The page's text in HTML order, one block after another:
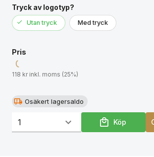
produktdokumentationen.
Tryck av logotyp?
Utan tryck Med tryck
Pris
118 kr inkl. moms (25%)
Osäkert lagersaldo
Köp